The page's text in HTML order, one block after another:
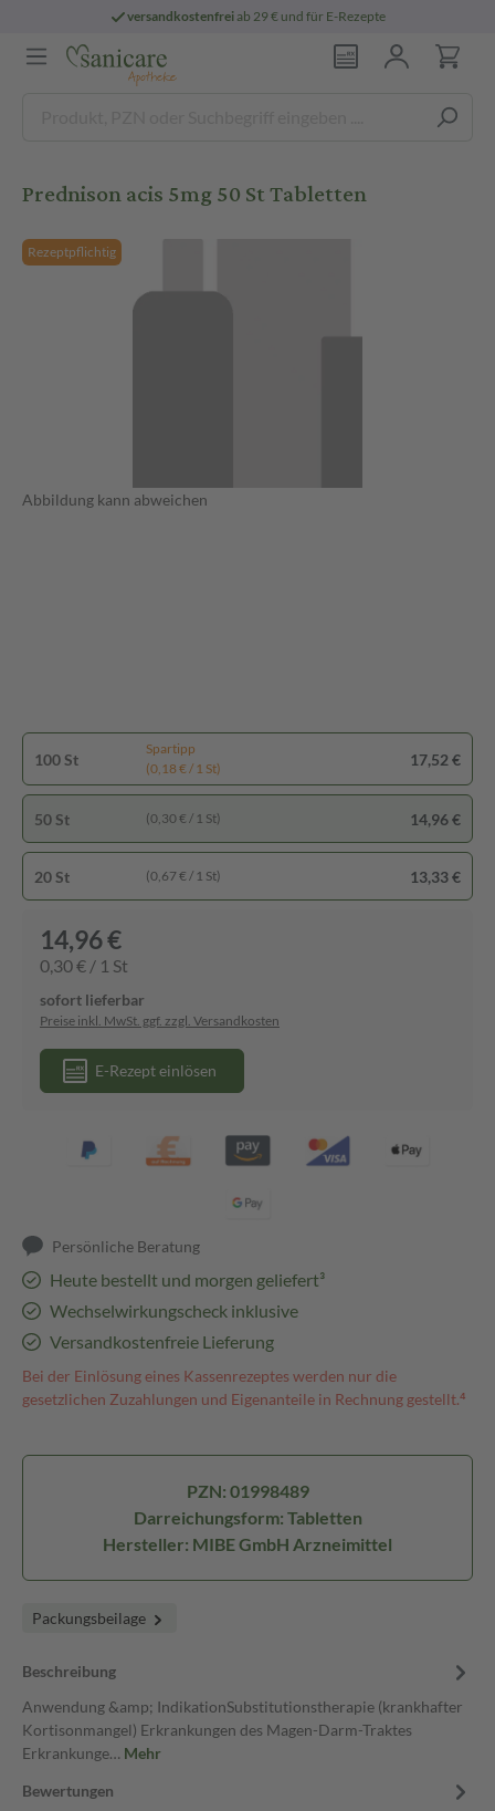
versandkostenfreiab 29 € und für E-Rezepte
Prednison acis 5mg 50 St Tabletten
Rezeptpflichtig
Abbildung kann abweichen
100 St
Spartipp
(0,18 € / 1 St)
17,52 €
50 St (0,30 € / 1 St) 14,96 €
20 St (0,67 € / 1 St) 13,33 €
14,96 €
0,30 € / 1 St
sofort lieferbar
Preise inkl. MwSt. ggf. zzgl. Versandkosten
E-Rezept einlösen
Persönliche Beratung
Heute bestellt und morgen geliefert³
Wechselwirkungscheck inklusive
Versandkostenfreie Lieferung
Bei der Einlösung eines Kassenrezeptes werden nur die
gesetzlichen Zuzahlungen und Eigenanteile in Rechnung gestellt.⁴
PZN: 01998489
Darreichungsform: Tabletten
Hersteller: MIBE GmbH Arzneimittel
Packungsbeilage
Beschreibung
Anwendung &amp; IndikationSubstitutionstherapie (krankhafter
Kortisonmangel) Erkrankungen des Magen-Darm-Traktes
Erkrankunge… Mehr
Bewertungen